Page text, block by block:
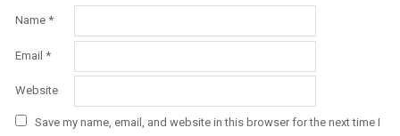
Name *
Email *
Website
Save my name, email, and website in this browser for the next time I